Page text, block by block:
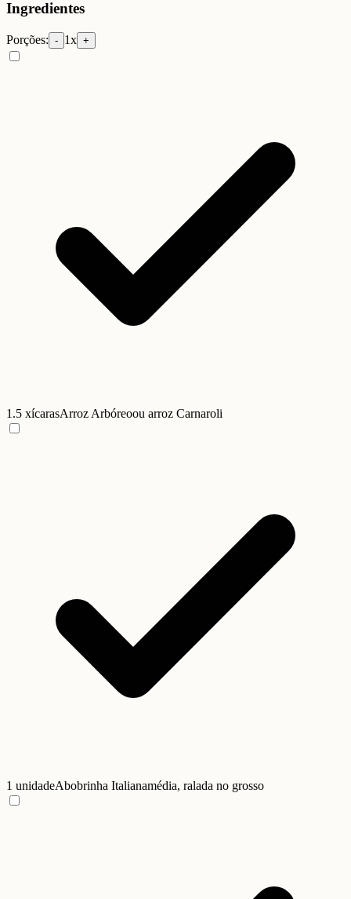
Ingredientes
Porções: - 1x +
1.5 xícarasArroz Arbóreoou arroz Carnaroli
1 unidadeAbobrinha Italianamédia, ralada no grosso